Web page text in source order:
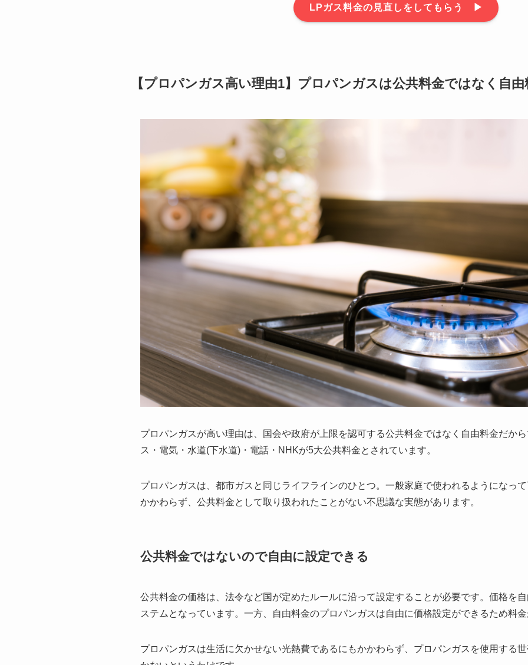
LPガス料金の見直しをしてもらう ▶︎
【プロパンガス高い理由1】プロパンガスは公共料金ではなく自由
プロパンガスが高い理由は、国会や政府が上限を認可する公共料金ではなく自由料金だか
ス・電気・水道(下水道)・電話・NHKが5大公共料金とされています。
プロパンガスは、都市ガスと同じライフラインのひとつ。一般家庭で使われるようになっ
かかわらず、公共料金として取り扱われたことがない不思議な実態があります。
公共料金ではないので自由に設定できる
公共料金の価格は、法令など国が定めたルールに沿って設定することが必要です。価格を
ステムとなっています。一方、自由料金のプロパンガスは自由に価格設定ができるため料
プロパンガスは生活に欠かせない光熱費であるにもかかわらず、プロパンガスを使用する